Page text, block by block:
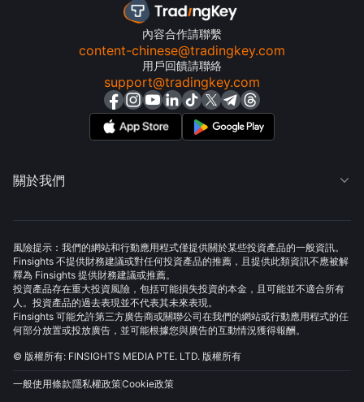
內容合作請聯繫
content-chinese@tradingkey.com
用戶回饋請聯絡
support@tradingkey.com
關於我們 
風險提示：我們的網站和行動應用程式僅提供關於某些投資產品的一般資訊。
Finsights 不提供財務建議或對任何投資產品的推薦，且提供此類資訊不應被解
釋為 Finsights 提供財務建議或推薦。
投資產品存在重大投資風險，包括可能損失投資的本金，且可能並不適合所有
人。投資產品的過去表現並不代表其未來表現。
Finsights 可能允許第三方廣告商或關聯公司在我們的網站或行動應用程式的任
何部分放置或投放廣告，並可能根據您與廣告的互動情況獲得報酬。
© 版權所有: FINSIGHTS MEDIA PTE. LTD. 版權所有
一般使用條款隱私權政策Cookie政策